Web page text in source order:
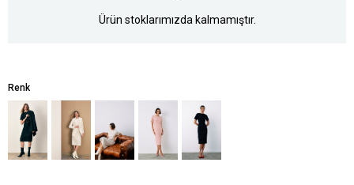
Ürün stoklarımızda kalmamıştır.
Renk